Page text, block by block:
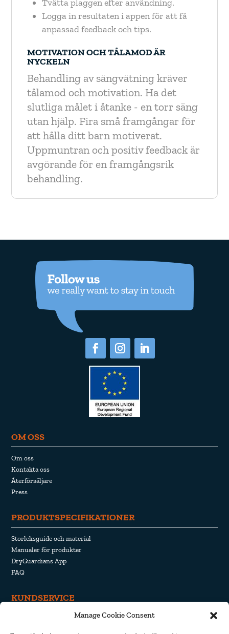
Manage Cookie Consent
Tvätta plaggen efter användning.
Logga in resultaten i appen för att få
anpassad feedback och tips.
MOTIVATION OCH TÅLAMOD ÄR
NYCKELN
Behandling av sängvätning kräver
tålamod och motivation. Ha det
slutliga målet i åtanke - en torr säng
utan hjälp. Fira små framgångar för
att hålla ditt barn motiverat.
Uppmuntran och positiv feedback är
avgörande för en framgångsrik
behandling.
OM OSS
Om oss
Kontakta oss
Återförsäljare
Press
PRODUKTSPECIFIKATIONER
Storleksguide och material
Manualer för produkter
DryGuardians App
FAQ
KUNDSERVICE